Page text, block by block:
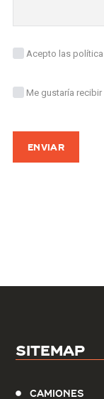
Acepto las
Me gustaría
Sitemap
Camiones